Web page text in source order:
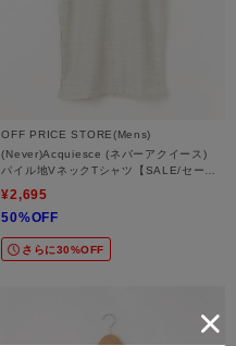
OFF PRICE STORE(Mens)
(Never)Acquiesce (ネバーアクイース)
パイル地VネックTシャツ【SALE/セー
めカジュアル】
¥2,695
50%OFF
さらに30%OFF